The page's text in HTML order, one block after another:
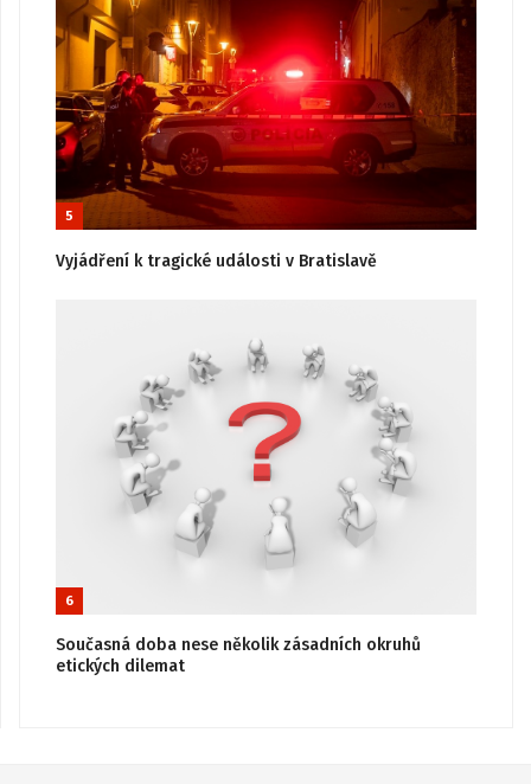
5
Vyjádření k tragické události v Bratislavě
6
Současná doba nese několik zásadních okruhů
etických dilemat